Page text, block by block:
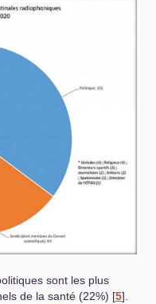
sont les plus
de la santé (22%) [5]